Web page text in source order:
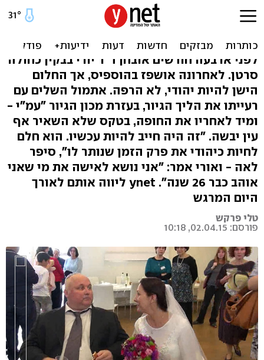
גיור וחתונה: "רוצה לחיות את
שארית חיי כיהודי"
לפני ארבעה חודשים אובחן ד"ר יורי בבקין כחולה
סרטן. לאחרונה אושפז בהוספיס, אך החלום
הישן להיות יהודי, לא הרפה. אתמול השלים עם
רעייתו את הליך הגיור, בעזרת מכון הגיור "עמ"י -
ומיד לאחריו את החופה, בטקס שלא השאיר אף
עין יבשה. "זה היה חייב להיות עכשיו. הוא חלם
לחיות כיהודי את פרק הזמן שנותר לו", סיפר
לאה - ואורי אמר: "אני נושא לאישה את מי שאני
אוהב כבר 26 שנה". ynet ליווה אותם לאורך
היום המרגש
טלי פרקש
פורסם: 02.04.15, 10:18